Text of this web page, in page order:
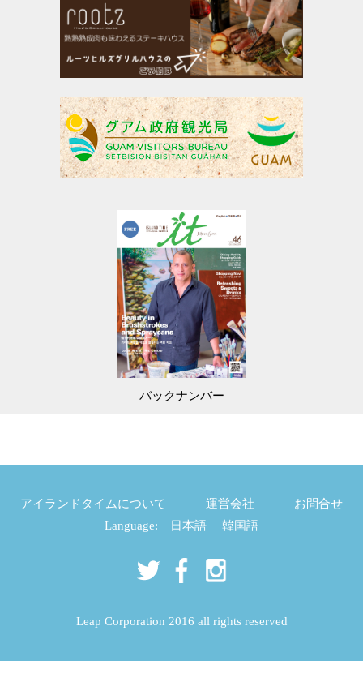
バックナンバー
アイランドタイムについて 運営会社
お問合せ
Language:
日本語 韓国語
Leap Corporation 2016 all rights reserved